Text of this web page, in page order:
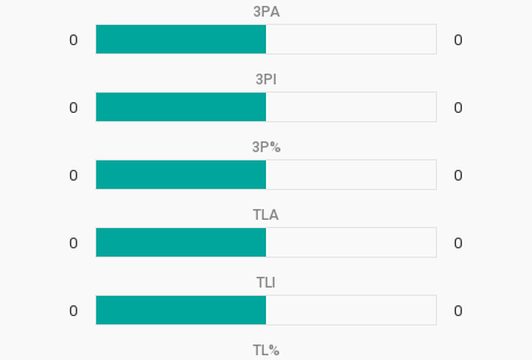
3PA
0 0
3PI
0 0
3P%
0 0
TLA
0 0
TLI
0 0
TL%